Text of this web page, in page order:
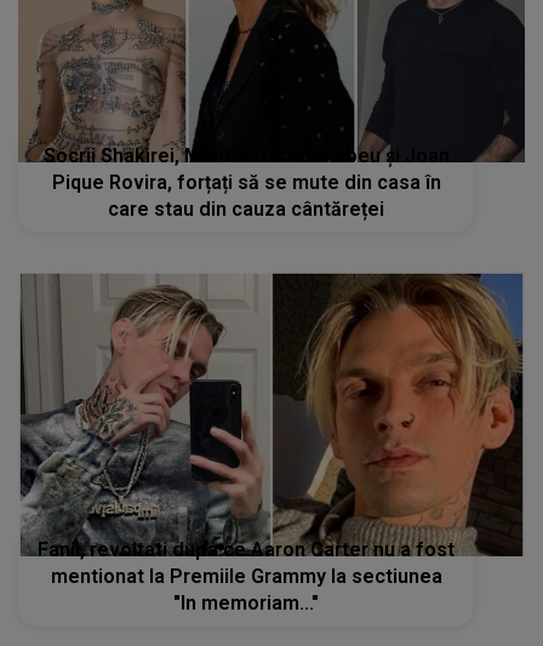
Socrii Shakirei, Montserrat Bernabeu și Joan
Pique Rovira, forțați să se mute din casa în
care stau din cauza cântăreței
Fanii, revoltati dupa ce Aaron Carter nu a fost
mentionat la Premiile Grammy la sectiunea
"In memoriam..."